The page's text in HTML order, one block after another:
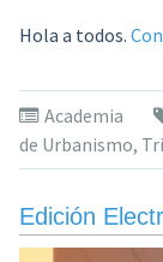
Hola a todos.
Academia
de Urbanismo,
Edición